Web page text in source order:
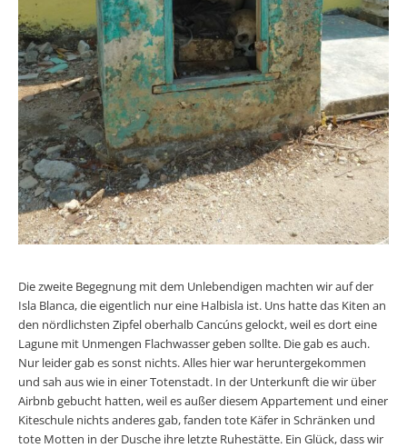
Die zweite Begegnung mit dem Unlebendigen machten wir auf der
Isla Blanca, die eigentlich nur eine Halbisla ist. Uns hatte das Kiten an
den nördlichsten Zipfel oberhalb Cancúns gelockt, weil es dort eine
Lagune mit Unmengen Flachwasser geben sollte. Die gab es auch.
Nur leider gab es sonst nichts. Alles hier war heruntergekommen
und sah aus wie in einer Totenstadt. In der Unterkunft die wir über
Airbnb gebucht hatten, weil es außer diesem Appartement und einer
Kiteschule nichts anderes gab, fanden tote Käfer in Schränken und
tote Motten in der Dusche ihre letzte Ruhestätte. Ein Glück, dass wir